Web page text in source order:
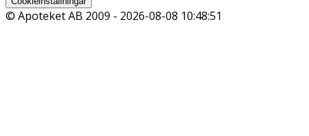
© Apoteket AB 2009 - 2026-08-08 10:48:51